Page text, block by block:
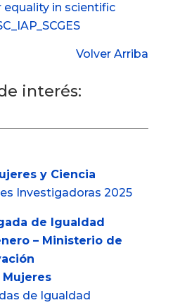
equality in scientific
Volver Arriba
interés:
y Ciencia
Investigadoras 2025
de Igualdad
– Ministerio de
de Igualdad